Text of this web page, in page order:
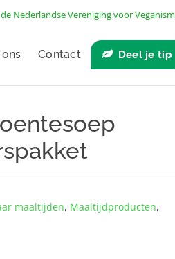
Nederlandse Vereniging voor
Contact Deel je tip
maaltijden, Maaltijdproducten,